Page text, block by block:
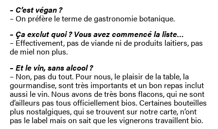
– C’est végan ?
– On préfère le terme de gastronomie botanique.
– Ça exclut quoi ? Vous avez commencé la liste…
– Effectivement, pas de viande ni de produits laitiers, pas
de miel non plus.
– Et le vin, sans alcool ?
– Non, pas du tout. Pour nous, le plaisir de la table, la
gourmandise, sont très importants et un bon repas inclut
aussi le vin. Nous avons de très bons flacons, qui ne sont
d’ailleurs pas tous officiellement bios. Certaines bouteilles
plus nostalgiques, qui se trouvent sur notre carte, n’ont
pas le label mais on sait que les vignerons travaillent bio.